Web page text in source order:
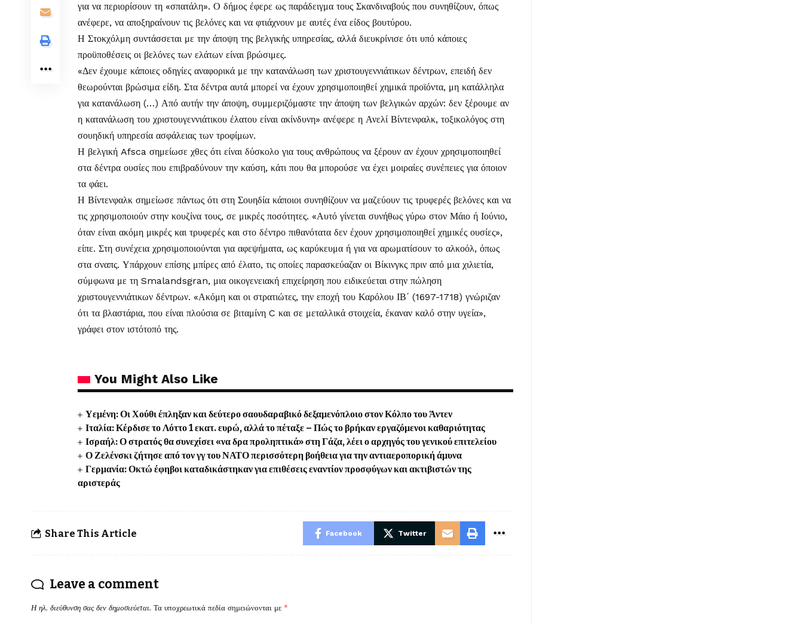
για να περιορίσουν τη «σπατάλη». Ο δήμος έφερε ως παράδειγμα τους Σκανδιναβούς που συνηθίζουν, όπως
ανέφερε, να αποξηραίνουν τις βελόνες και να φτιάχνουν με αυτές ένα είδος βουτύρου.
Η Στοκχόλμη συντάσσεται με την άποψη της βελγικής υπηρεσίας, αλλά διευκρίνισε ότι υπό κάποιες
προϋποθέσεις οι βελόνες των ελάτων είναι βρώσιμες.
«Δεν έχουμε κάποιες οδηγίες αναφορικά με την κατανάλωση των χριστουγεννιάτικων δέντρων, επειδή δεν
θεωρούνται βρώσιμα είδη. Στα δέντρα αυτά μπορεί να έχουν χρησιμοποιηθεί χημικά προϊόντα, μη κατάλληλα
για κατανάλωση (…) Από αυτήν την άποψη, συμμεριζόμαστε την άποψη των βελγικών αρχών: δεν ξέρουμε αν
η κατανάλωση του χριστουγεννιάτικου έλατου είναι ακίνδυνη» ανέφερε η Ανελί Βίντενφαλκ, τοξικολόγος στη
σουηδική υπηρεσία ασφάλειας των τροφίμων.
Η βελγική Afsca σημείωσε χθες ότι είναι δύσκολο για τους ανθρώπους να ξέρουν αν έχουν χρησιμοποιηθεί
στα δέντρα ουσίες που επιβραδύνουν την καύση, κάτι που θα μπορούσε να έχει μοιραίες συνέπειες για όποιον
τα φάει.
Η Βίντενφαλκ σημείωσε πάντως ότι στη Σουηδία κάποιοι συνηθίζουν να μαζεύουν τις τρυφερές βελόνες και να
τις χρησιμοποιούν στην κουζίνα τους, σε μικρές ποσότητες. «Αυτό γίνεται συνήθως γύρω στον Μάιο ή Ιούνιο,
όταν είναι ακόμη μικρές και τρυφερές και στο δέντρο πιθανότατα δεν έχουν χρησιμοποιηθεί χημικές ουσίες»,
είπε. Στη συνέχεια χρησιμοποιούνται για αφεψήματα, ως καρύκευμα ή για να αρωματίσουν το αλκοόλ, όπως
στα σναπς. Υπάρχουν επίσης μπίρες από έλατο, τις οποίες παρασκεύαζαν οι Βίκινγκς πριν από μια χιλιετία,
σύμφωνα με τη Smalandsgran, μια οικογενειακή επιχείρηση που ειδικεύεται στην πώληση
χριστουγεννιάτικων δέντρων. «Ακόμη και οι στρατιώτες, την εποχή του Καρόλου ΙΒ΄ (1697-1718) γνώριζαν
ότι τα βλαστάρια, που είναι πλούσια σε βιταμίνη C και σε μεταλλικά στοιχεία, έκαναν καλό στην υγεία»,
γράφει στον ιστότοπό της.
You Might Also Like
Υεμένη: Οι Χούθι έπληξαν και δεύτερο σαουδαραβικό δεξαμενόπλοιο στον Κόλπο του Άντεν
Ιταλία: Κέρδισε το Λόττο 1 εκατ. ευρώ, αλλά το πέταξε – Πώς το βρήκαν εργαζόμενοι καθαριότητας
Ισραήλ: Ο στρατός θα συνεχίσει «να δρα προληπτικά» στη Γάζα, λέει ο αρχηγός του γενικού επιτελείου
Ο Ζελένσκι ζήτησε από τον γγ του ΝΑΤΟ περισσότερη βοήθεια για την αντιαεροπορική άμυνα
Γερμανία: Οκτώ έφηβοι καταδικάστηκαν για επιθέσεις εναντίον προσφύγων και ακτιβιστών της
αριστεράς
Share This Article Facebook Twitter
Leave a comment
Η ηλ. διεύθυνση σας δεν δημοσιεύεται. Τα υποχρεωτικά πεδία σημειώνονται με *